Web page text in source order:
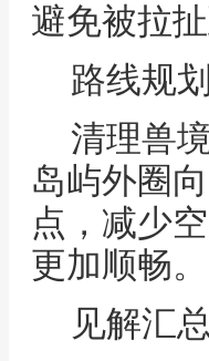
避免被拉
路线规
清理兽
岛屿外圈
点，减少
更加顺畅。
见解汇总